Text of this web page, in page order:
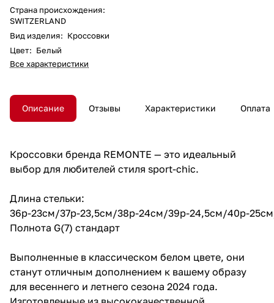
Страна происхождения:
SWITZERLAND
Вид изделия: Кроссовки
Цвет: Белый
Все характеристики
Описание Отзывы Характеристики Оплата
Кроссовки бренда REMONTE — это идеальный
выбор для любителей стиля sport-chic.
Длина стельки:
36р-23см/37р-23,5см/38р-24см/39р-24,5см/40р-
Полнота G(7) стандарт
Выполненные в классическом белом цвете, они
станут отличным дополнением к вашему образу
для весеннего и летнего сезона 2024 года.